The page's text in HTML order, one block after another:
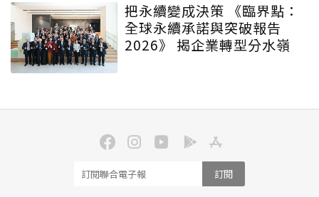
把永續變成決策 《臨界點：
全球永續承諾與突破報告
2026》 揭企業轉型分水嶺
訂閱